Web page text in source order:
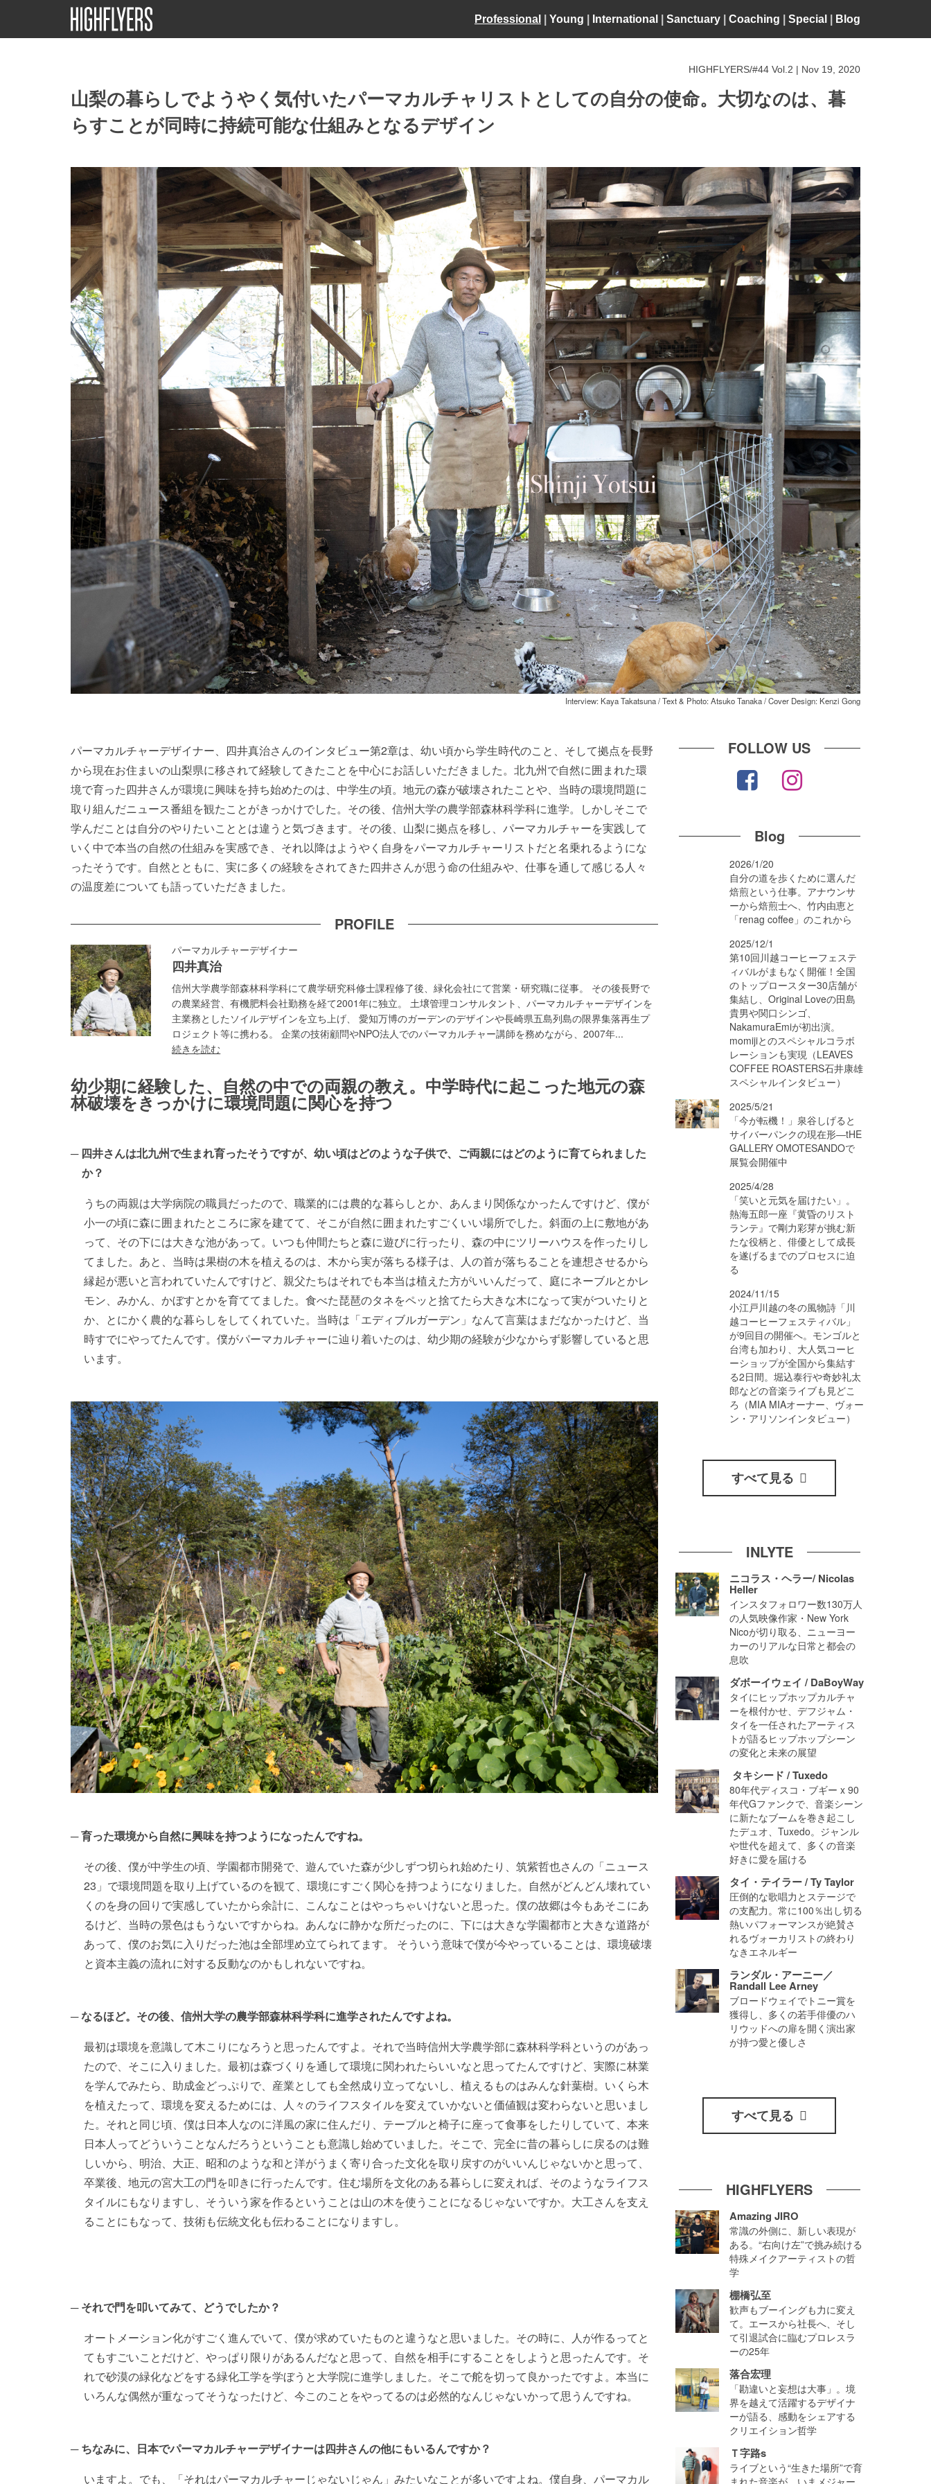
Professional Young International Sanctuary Coaching Special Blog
HIGHFLYERS/#44 Vol.2 | Nov 19, 2020
山梨の暮らしでようやく気付いたパーマカルチャリストとしての自分の使命。大切なのは、暮
らすことが同時に持続可能な仕組みとなるデザイン
Interview: Kaya Takatsuna / Text & Photo: Atsuko Tanaka / Cover Design: Kenzi Gong
パーマカルチャーデザイナー、四井真治さんのインタビュー第2章は、幼い頃から学生時代のこと、そして拠点を長野
から現在お住まいの山梨県に移されて経験してきたことを中心にお話しいただきました。北九州で自然に囲まれた環
境で育った四井さんが環境に興味を持ち始めたのは、中学生の頃。地元の森が破壊されたことや、当時の環境問題に
取り組んだニュース番組を観たことがきっかけでした。その後、信州大学の農学部森林科学科に進学。しかしそこで
学んだことは自分のやりたいこととは違うと気づきます。その後、山梨に拠点を移し、パーマカルチャーを実践して
いく中で本当の自然の仕組みを実感でき、それ以降はようやく自身をパーマカルチャーリストだと名乗れるようにな
ったそうです。自然とともに、実に多くの経験をされてきた四井さんが思う命の仕組みや、仕事を通して感じる人々
の温度差についても語っていただきました。
PROFILE
パーマカルチャーデザイナー
四井真治
信州大学農学部森林科学科にて農学研究科修士課程修了後、緑化会社にて営業・研究職に従事。 その後長野で
の農業経営、有機肥料会社勤務を経て2001年に独立。 土壌管理コンサルタント、パーマカルチャーデザインを
主業務としたソイルデザインを立ち上げ、 愛知万博のガーデンのデザインや長崎県五島列島の限界集落再生プ
ロジェクト等に携わる。 企業の技術顧問やNPO法人でのパーマカルチャー講師を務めながら、2007年...
続きを読む
幼少期に経験した、自然の中での両親の教え。中学時代に起こった地元の森
林破壊をきっかけに環境問題に関心を持つ
四井さんは北九州で生まれ育ったそうですが、幼い頃はどのような子供で、ご両親にはどのように育てられました
か？
うちの両親は大学病院の職員だったので、職業的には農的な暮らしとか、あんまり関係なかったんですけど、僕が
小一の頃に森に囲まれたところに家を建てて、そこが自然に囲まれたすごくいい場所でした。斜面の上に敷地があ
って、その下には大きな池があって。いつも仲間たちと森に遊びに行ったり、森の中にツリーハウスを作ったりし
てました。あと、当時は果樹の木を植えるのは、木から実が落ちる様子は、人の首が落ちることを連想させるから
縁起が悪いと言われていたんですけど、親父たちはそれでも本当は植えた方がいいんだって、庭にネーブルとかレ
モン、みかん、かぼすとかを育ててました。食べた琵琶のタネをペッと捨てたら大きな木になって実がついたりと
か、とにかく農的な暮らしをしてくれていた。当時は「エディブルガーデン」なんて言葉はまだなかったけど、当
時すでにやってたんです。僕がパーマカルチャーに辿り着いたのは、幼少期の経験が少なからず影響していると思
います。
育った環境から自然に興味を持つようになったんですね。
その後、僕が中学生の頃、学園都市開発で、遊んでいた森が少しずつ切られ始めたり、筑紫哲也さんの「ニュース
23」で環境問題を取り上げているのを観て、環境にすごく関心を持つようになりました。自然がどんどん壊れてい
くのを身の回りで実感していたから余計に、こんなことはやっちゃいけないと思った。僕の故郷は今もあそこにあ
るけど、当時の景色はもうないですからね。あんなに静かな所だったのに、下には大きな学園都市と大きな道路が
あって、僕のお気に入りだった池は全部埋め立てられてます。 そういう意味で僕が今やっていることは、環境破壊
と資本主義の流れに対する反動なのかもしれないですね。
なるほど。その後、信州大学の農学部森林科学科に進学されたんですよね。
最初は環境を意識して木こりになろうと思ったんですよ。それで当時信州大学農学部に森林科学科というのがあっ
たので、そこに入りました。最初は森づくりを通して環境に関われたらいいなと思ってたんですけど、実際に林業
を学んでみたら、助成金どっぷりで、産業としても全然成り立ってないし、植えるものはみんな針葉樹。いくら木
を植えたって、環境を変えるためには、人々のライフスタイルを変えていかないと価値観は変わらないと思いまし
た。それと同じ頃、僕は日本人なのに洋風の家に住んだり、テーブルと椅子に座って食事をしたりしていて、本来
日本人ってどういうことなんだろうということも意識し始めていました。そこで、完全に昔の暮らしに戻るのは難
しいから、明治、大正、昭和のような和と洋がうまく寄り合った文化を取り戻すのがいいんじゃないかと思って、
卒業後、地元の宮大工の門を叩きに行ったんです。住む場所を文化のある暮らしに変えれば、そのようなライフス
タイルにもなりますし、そういう家を作るということは山の木を使うことになるじゃないですか。大工さんを支え
ることにもなって、技術も伝統文化も伝わることになりますし。
それで門を叩いてみて、どうでしたか？
オートメーション化がすごく進んでいて、僕が求めていたものと違うなと思いました。その時に、人が作るってと
てもすごいことだけど、やっぱり限りがあるんだなと思って、自然を相手にすることをしようと思ったんです。そ
れで砂漠の緑化などをする緑化工学を学ぼうと大学院に進学しました。そこで舵を切って良かったですよ。本当に
いろんな偶然が重なってそうなったけど、今このことをやってるのは必然的なんじゃないかって思うんですね。
ちなみに、日本でパーマカルチャーデザイナーは四井さんの他にもいるんですか？
いますよ。でも、「それはパーマカルチャーじゃないじゃん」みたいなことが多いですよね。僕自身、パーマカル
FOLLOW US
Blog
2026/1/20
自分の道を歩くために選んだ
焙煎という仕事。アナウンサ
ーから焙煎士へ、竹内由恵と
「renag coffee」のこれから
2025/12/1
第10回川越コーヒーフェステ
ィバルがまもなく開催！全国
のトップロースター30店舗が
集結し、Original Loveの田島
貴男や関口シンゴ、
NakamuraEmiが初出演。
momijiとのスペシャルコラボ
レーションも実現（LEAVES
COFFEE ROASTERS石井康雄
スペシャルインタビュー）
2025/5/21
「今が転機！」泉谷しげると
サイバーパンクの現在形―tHE
GALLERY OMOTESANDOで
展覧会開催中
2025/4/28
「笑いと元気を届けたい」。
熱海五郎一座『黄昏のリスト
ランテ』で剛力彩芽が挑む新
たな役柄と、俳優として成長
を遂げるまでのプロセスに迫
る
2024/11/15
小江戸川越の冬の風物詩「川
越コーヒーフェスティバル」
が9回目の開催へ。モンゴルと
台湾も加わり、大人気コーヒ
ーショップが全国から集結す
る2日間。堀込泰行や奇妙礼太
郎などの音楽ライブも見どこ
ろ（MIA MIAオーナー、ヴォー
ン・アリソンインタビュー）
すべて見る
INLYTE
ニコラス・ヘラー/ Nicolas
Heller
インスタフォロワー数130万人
の人気映像作家・New York
Nicoが切り取る、ニューヨー
カーのリアルな日常と都会の
息吹
ダボーイウェイ / DaBoyWay
タイにヒップホップカルチャ
ーを根付かせ、デフジャム・
タイを一任されたアーティス
トが語るヒップホップシーン
の変化と未来の展望
タキシード / Tuxedo
80年代ディスコ・ブギー x 90
年代Gファンクで、音楽シーン
に新たなブームを巻き起こし
たデュオ、Tuxedo。ジャンル
や世代を超えて、多くの音楽
好きに愛を届ける
タイ・テイラー / Ty Taylor
圧倒的な歌唱力とステージで
の支配力。常に100％出し切る
熱いパフォーマンスが絶賛さ
れるヴォーカリストの終わり
なきエネルギー
ランダル・アーニー／
Randall Lee Arney
ブロードウェイでトニー賞を
獲得し、多くの若手俳優のハ
リウッドへの扉を開く演出家
が持つ愛と優しさ
すべて見る
HIGHFLYERS
Amazing JIRO
常識の外側に、新しい表現が
ある。“右向け左”で挑み続ける
特殊メイクアーティストの哲
学
棚橋弘至
歓声もブーイングも力に変え
て。エースから社長へ、そし
て引退試合に臨むプロレスラ
ーの25年
落合宏理
「勘違いと妄想は大事」。境
界を越えて活躍するデザイナ
ーが語る、感動をシェアする
クリエイション哲学
Ｔ字路s
ライブという“生きた場所”で育
まれた音楽が、いまメジャー